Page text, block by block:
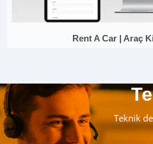
Rent A Car | Araç
Teknik